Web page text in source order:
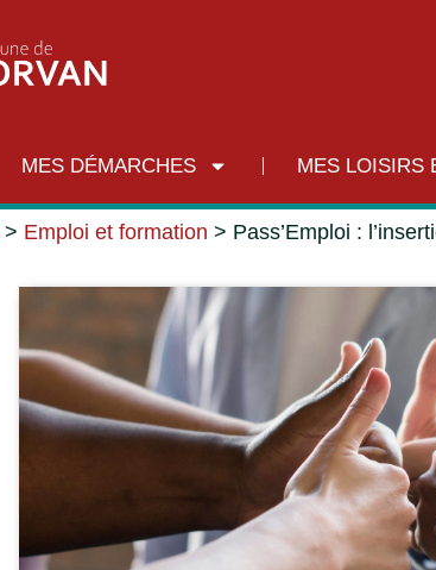
MES DÉMARCHES MES LOISIRS
> Emploi et formation > Pass’Emploi :